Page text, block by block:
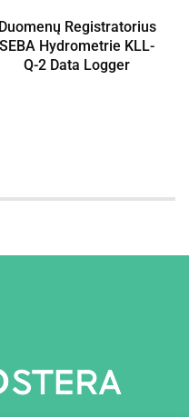
Duomenų Registratorius
SEBA Hydrometrie KLL-
Q-2 Data Logger